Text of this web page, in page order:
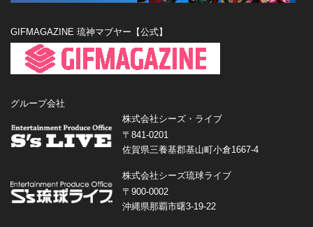
GIFMAGAZINE 琉神マブヤー【公式】
グループ会社
株式会社シーズ・ライブ
〒841-0201
佐賀県三養基郡基山町小倉1667-4
株式会社シーズ琉球ライブ
〒900-0002
沖縄県那覇市曙3-19-22